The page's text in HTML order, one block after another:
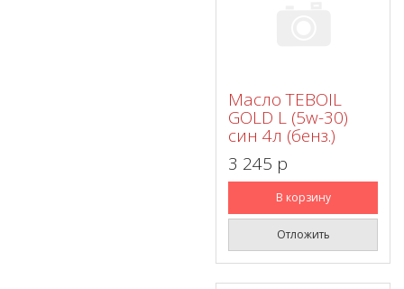
Масло TEBOIL
GOLD L (5w-30)
син 4л (бенз.)
3 245 p
В корзину
Отложить